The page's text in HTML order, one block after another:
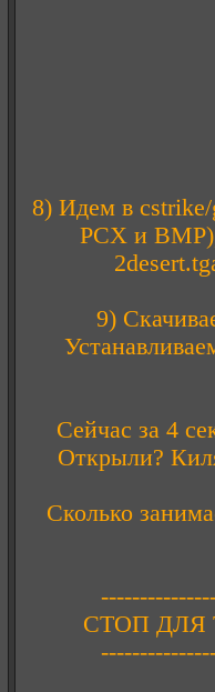
8) Идем в
PCX и
9)
Сейчас за 4
Открыли?
Сколько
СТОП ДЛЯ